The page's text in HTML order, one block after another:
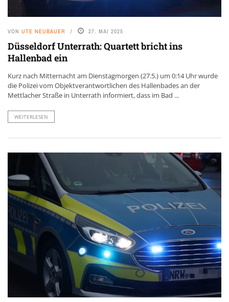
VON UTE NEUBAUER 27. MAI 2025
Düsseldorf Unterrath: Quartett bricht ins
Hallenbad ein
Kurz nach Mitternacht am Dienstagmorgen (27.5.) um 0:14 Uhr wurde
die Polizei vom Objektverantwortlichen des Hallenbades an der
Mettlacher Straße in Unterrath informiert, dass im Bad ...
WEITERLESEN